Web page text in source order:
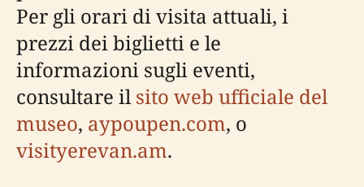
Per gli orari di visita attuali, i
prezzi dei biglietti e le
informazioni sugli eventi,
consultare ilsito web ufficiale del
museo, aypoupen.com, o
visityerevan.am.